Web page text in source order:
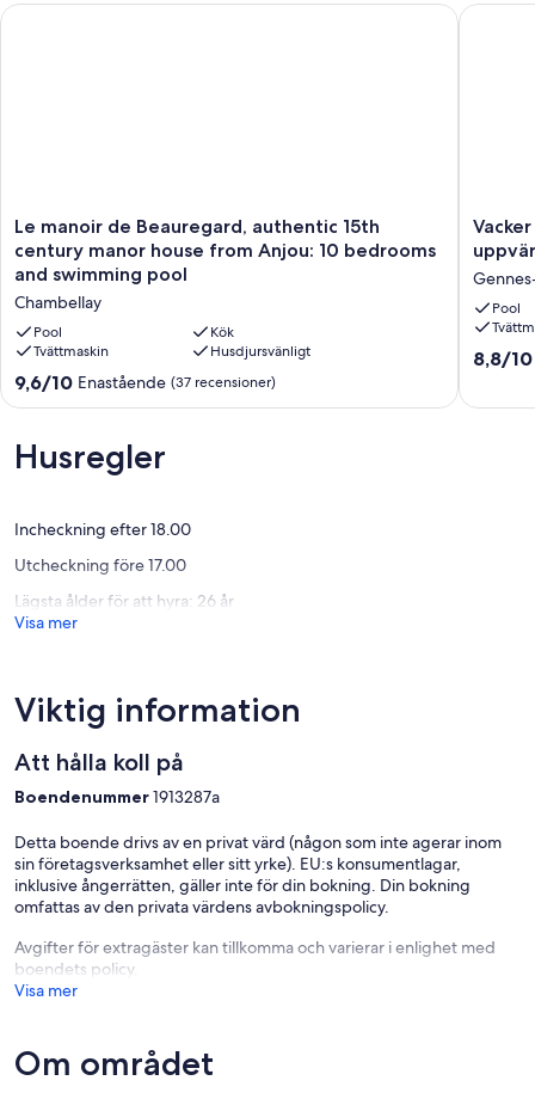
Le
manoir
de
authentic
15th
century
manor
house
10
swimming
Chambellay
Le manoir de Beauregard, authentic 15th
century manor house from Anjou: 10 bedrooms
and swimming pool
Chambellay
Pool
Kök
Tvättmaskin
Husdjursvänligt
9.6
av
Enastående,
(37 recensioner)
9,6/10 Enastående (37 recensioner)
Le manoir de Beauregard, authentic 15th century manor
Vacker
18th
century
longère,
med
pool
Pool
8.8
8,8/10
Vacker
Husregler
Incheckning efter 18.00
Utcheckning före 17.00
Lägsta ålder för att hyra: 26 år
Visa mer
Viktig information
Att hålla koll på
Boendenummer1913287a
Detta boende drivs av en privat värd (någon som inte agerar inom
sin företagsverksamhet eller sitt yrke). EU:s konsumentlagar,
inklusive ångerrätten, gäller inte för din bokning. Din bokning
omfattas av den privata värdens avbokningspolicy.
Avgifter för extragäster kan tillkomma och varierar i enlighet med
boendets policy.
Visa mer
Om området